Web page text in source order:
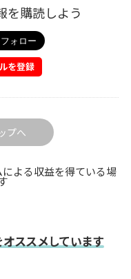
を購読しよう
プへ
よる収益を得ている場
ススメしています